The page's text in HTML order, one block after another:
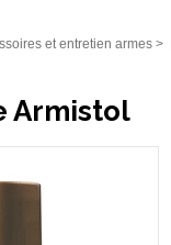
et entretien armes >
Armistol